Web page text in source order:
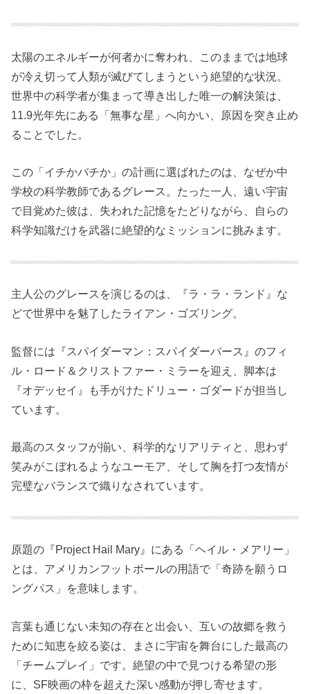
太陽のエネルギーが何者かに奪われ、このままでは地球
が冷え切って人類が滅びてしまうという絶望的な状況。
世界中の科学者が集まって導き出した唯一の解決策は、
11.9光年先にある「無事な星」へ向かい、原因を突き止め
ることでした。
この「イチかバチか」の計画に選ばれたのは、なぜか中
学校の科学教師であるグレース。たった一人、遠い宇宙
で目覚めた彼は、失われた記憶をたどりながら、自らの
科学知識だけを武器に絶望的なミッションに挑みます。
主人公のグレースを演じるのは、『ラ・ラ・ランド』な
どで世界中を魅了したライアン・ゴズリング。
監督には『スパイダーマン：スパイダーバース』のフィ
ル・ロード＆クリストファー・ミラーを迎え、脚本は
『オデッセイ』も手がけたドリュー・ゴダードが担当し
ています。
最高のスタッフが揃い、科学的なリアリティと、思わず
笑みがこぼれるようなユーモア、そして胸を打つ友情が
完璧なバランスで織りなされています。
原題の『Project Hail Mary』にある「ヘイル・メアリー」
とは、アメリカンフットボールの用語で「奇跡を願うロ
ングパス」を意味します。
言葉も通じない未知の存在と出会い、互いの故郷を救う
ために知恵を絞る姿は、まさに宇宙を舞台にした最高の
「チームプレイ」です。絶望の中で見つける希望の形
に、SF映画の枠を超えた深い感動が押し寄せます。